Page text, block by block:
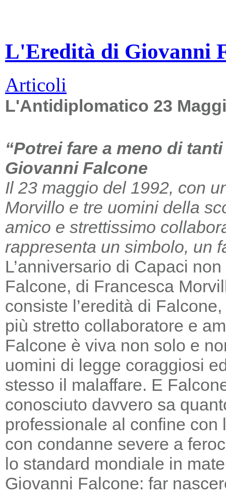
L'Eredità di Giovanni
Articoli
L'Antidiplomatico 23
“Potrei fare a meno di
Giovanni Falcone
Il 23 maggio del 1992, con
Morvillo e tre uomini della
amico e strettissimo
rappresenta un simbolo, un
L’anniversario di Capaci
Falcone, di Francesca
consiste l’eredità di
più stretto collaboratore e
Falcone è viva non solo e
uomini di legge coraggiosi
stesso il malaffare. E
conosciuto davvero sa
professionale al confine
con condanne severe a
lo standard mondiale in
Giovanni Falcone: far